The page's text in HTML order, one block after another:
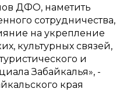
ДФО, наметить
сотрудничества,
на укрепление
культурных связей,
и
Забайкалья», -
края